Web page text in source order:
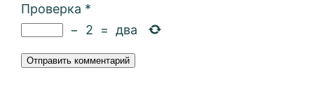
Проверка *
−
2 = два